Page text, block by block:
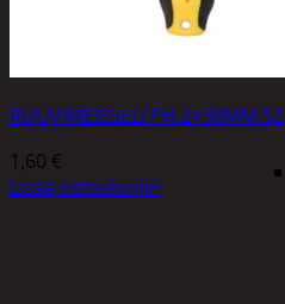
RUUVIMEISSELI PH 2×38MM S2
1,60 €
Lisää ostoskoriin